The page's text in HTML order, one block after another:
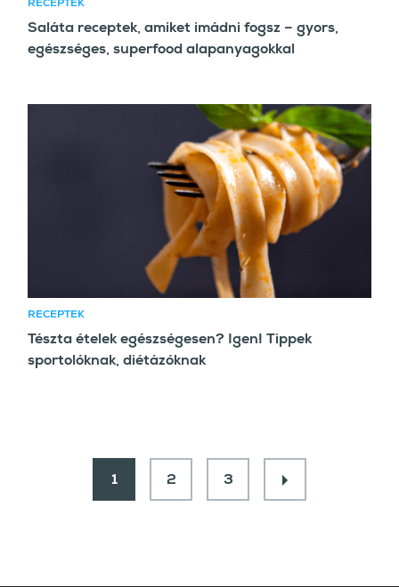
RECEPTEK
Saláta receptek, amiket imádni fogsz – gyors,
egészséges, superfood alapanyagokkal
RECEPTEK
Tészta ételek egészségesen? Igen! Tippek
sportolóknak, diétázóknak
1 2 3